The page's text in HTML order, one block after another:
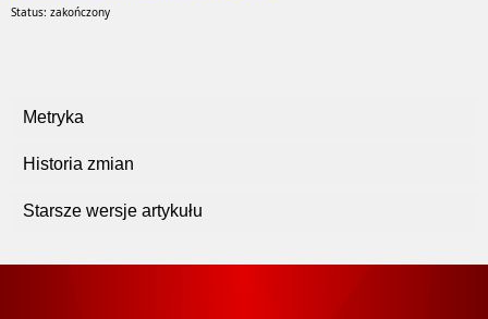
Status: zakończony
Metryka
Historia zmian
Starsze wersje artykułu